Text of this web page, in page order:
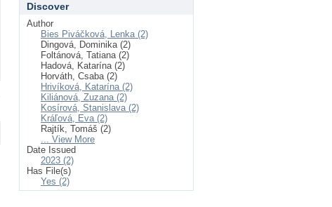
Discover
Author
Bies Piváčková, Lenka (2)
Dingová, Dominika (2)
Foltánová, Tatiana (2)
Hadová, Katarína (2)
Horváth, Csaba (2)
Hrivíková, Katarína (2)
Kiliánová, Zuzana (2)
Kosírová, Stanislava (2)
Kráľová, Eva (2)
Rajtík, Tomáš (2)
... View More
Date Issued
2023 (2)
Has File(s)
Yes (2)